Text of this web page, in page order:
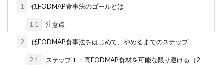
1 低FODMAP食事法のゴールとは
1.1 注意点
2 低FODMAP食事法をはじめて、やめるまでのステップ
2.1
ステップ１：高FODMAP食材を可能な限り避ける（2